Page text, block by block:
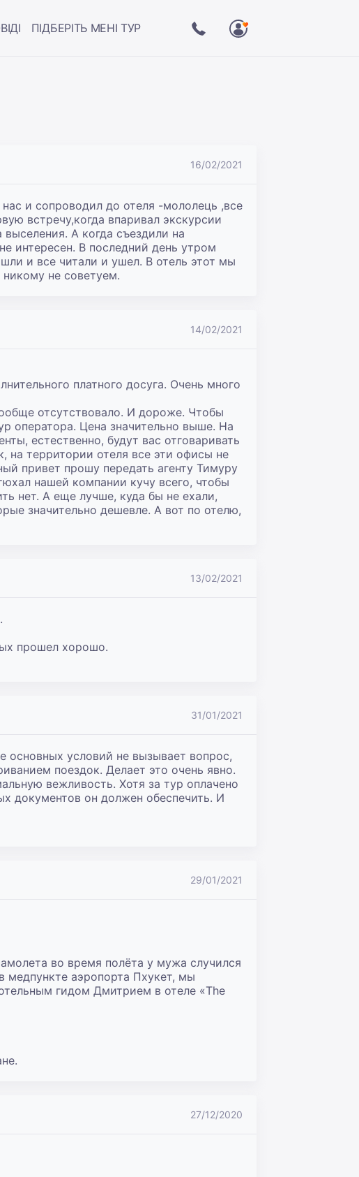
ПІДБЕРІТЬ МЕНІ ТУР
16/02/2021
и сопроводил до отеля -мололець ,все
встречу,когда впаривал экскурсии
А когда съездили на
интересен. В последний день утром
и все читали и ушел. В отель этот мы
никому не советуем.
14/02/2021
платного досуга. Очень много
отсутствовало. И дороже. Чтобы
оператора. Цена значительно выше. На
естественно, будут вас отговаривать
на территории отеля все эти офисы не
привет прошу передать агенту Тимуру
нашей компании кучу всего, чтобы
нет. А еще лучше, куда бы не ехали,
значительно дешевле. А вот по отелю,
13/02/2021
прошел хорошо.
31/01/2021
основных условий не вызывает вопрос,
поездок. Делает это очень явно.
вежливость. Хотя за тур оплачено
документов он должен обеспечить. И
29/01/2021
во время полёта у мужа случился
аэропорта Пхукет, мы
гидом Дмитрием в отеле «The
27/12/2020